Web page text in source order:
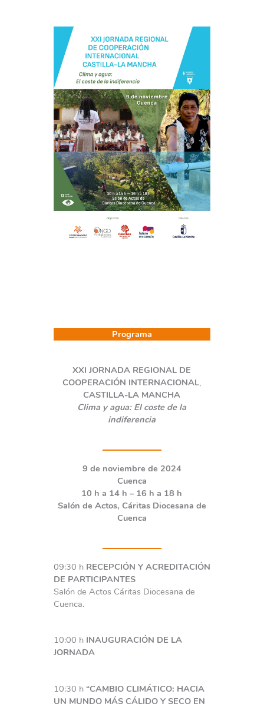
Programa
XXI JORNADA REGIONAL DE
COOPERACIÓN INTERNACIONAL,
CASTILLA-LA MANCHA
Clima y agua: El coste de la
indiferencia
9 de noviembre de 2024
Cuenca
10 h a 14 h – 16 h a 18 h
Salón de Actos, Cáritas Diocesana de
Cuenca
09:30 h RECEPCIÓN Y ACREDITACIÓN
DE PARTICIPANTES
Salón de Actos Cáritas Diocesana de
Cuenca.
10:00 h INAUGURACIÓN DE LA
JORNADA
10:30 h “CAMBIO CLIMÁTICO: HACIA
UN MUNDO MÁS CÁLIDO Y SECO EN